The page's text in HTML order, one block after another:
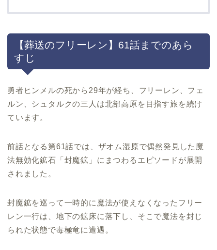
【葬送のフリーレン】61話までのあら
すじ
勇者ヒンメルの死から29年が経ち、フリーレン、フェ
ルン、シュタルクの三人は北部高原を目指す旅を続け
ています。
前話となる第61話では、ザオム湿原で偶然発見した魔
法無効化鉱石「封魔鉱」にまつわるエピソードが展開
されました。
封魔鉱を巡って一時的に魔法が使えなくなったフリー
レン一行は、地下の鉱床に落下し、そこで魔法を封じ
られた状態で毒極竜に遭遇。